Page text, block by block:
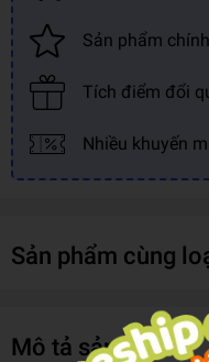
Sản phẩm
Tích điểm đổi
Nhiều khuyến
Sản phẩm cùng
Mô tả sản phẩm